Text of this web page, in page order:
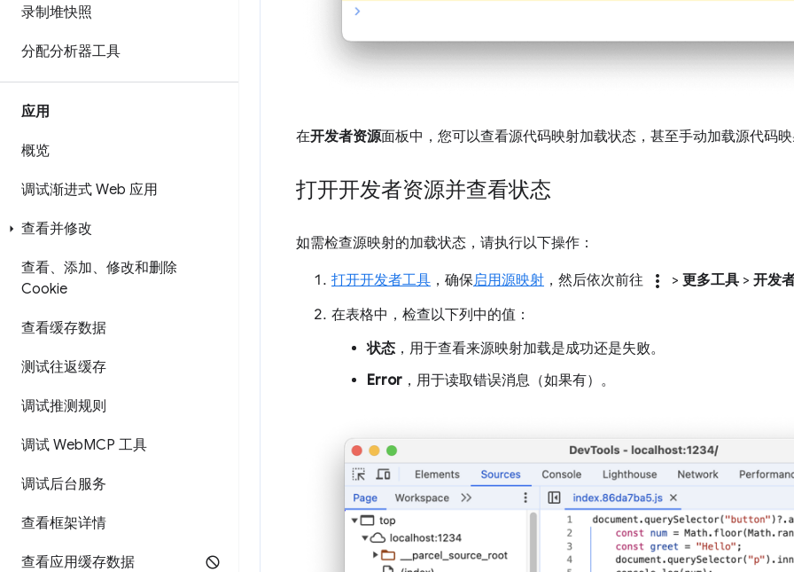
录制堆快照
分配分析器工具
应用
概览
调试渐进式 Web 应用
查看并修改
查看、添加、修改和删除
Cookie
查看缓存数据
测试往返缓存
调试推测规则
调试 WebMCP 工具
调试后台服务
查看框架详情
查看应用缓存数据
在开发者资源面板中，您可以查看源代码映射加载状态，甚至手动加载源代码
打开开发者资源并查看状态
如需检查源映射的加载状态，请执行以下操作：
打开开发者工具 ，确保启用源映射 ，然后依次前往 more_vert > 更多工具 > 开发
在表格中，检查以下列中的值：
状态 ，用于查看来源映射加载是成功还是失败。
Error ，用于读取错误消息（如果有）。